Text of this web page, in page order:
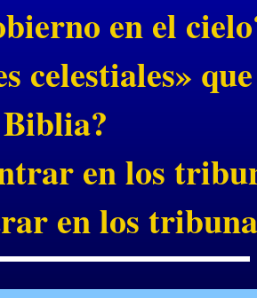
en el
celestiales»
Biblia?
en los
en los